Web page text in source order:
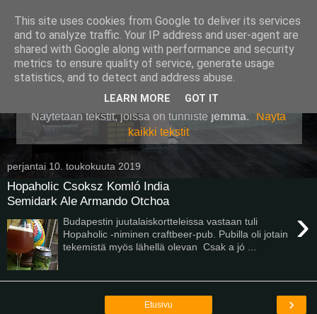
Pullollinen
Näytetään tekstit, joissa on tunniste jemma.
Näytä
kaikki tekstit
perjantai 10. toukokuuta 2019
Hopaholic Csoksz Komló India
Semidark Ale Armando Otchoa
›
Budapestin juutalaiskortteleissa vastaan tuli
Hopaholic -niminen craftbeer-pub. Pubilla oli jotain
tekemistä myös lähellä olevan Csak a jó ...
›
Etusivu
This site uses cookies from Google to deliver its services
and to analyze traffic. Your IP address and user-agent are
shared with Google along with performance and security
metrics to ensure quality of service, generate usage
statistics, and to detect and address abuse.
LEARN MORE GOT IT